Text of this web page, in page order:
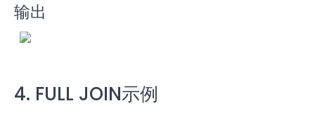
输出
4. FULL JOIN示例